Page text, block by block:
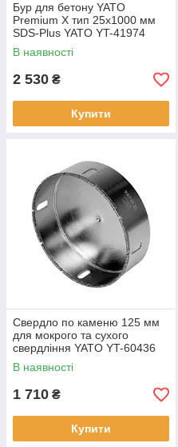
Бур для бетону YATO
Premium X тип 25x1000 мм
SDS-Plus YATO YT-41974
В наявності
2 530 ₴
Купити
Свердло по каменю 125 мм
для мокрого та сухого
свердління YATO YT-60436
В наявності
1 710 ₴
Купити